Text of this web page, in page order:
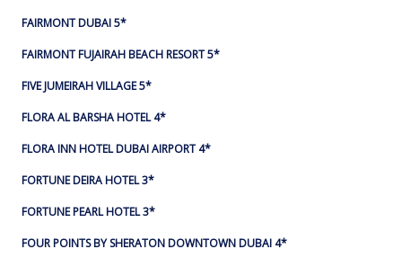
FAIRMONT DUBAI 5*
FAIRMONT FUJAIRAH BEACH RESORT 5*
FIVE JUMEIRAH VILLAGE 5*
FLORA AL BARSHA HOTEL 4*
FLORA INN HOTEL DUBAI AIRPORT 4*
FORTUNE DEIRA HOTEL 3*
FORTUNE PEARL HOTEL 3*
FOUR POINTS BY SHERATON DOWNTOWN DUBAI 4*